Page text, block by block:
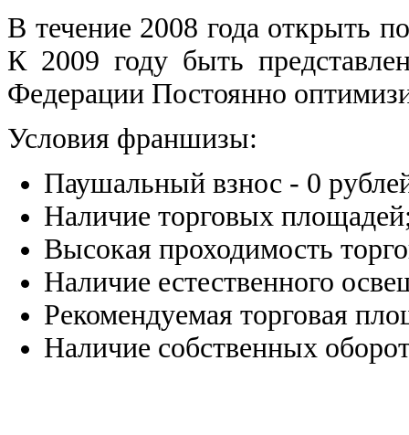
В течение 2008 года открыть
К 2009 году быть
Федерации Постоянно
Условия франшизы:
Паушальный взнос - 0
Наличие торговых
Высокая проходимость
Наличие естественного
Рекомендуемая торговая
Наличие собственных